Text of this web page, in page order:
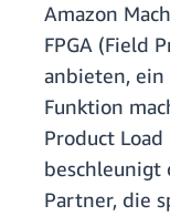
Amazon
FPGA (Field
anbieten, ein
Funktion
Product
beschleunigt
Partner, die